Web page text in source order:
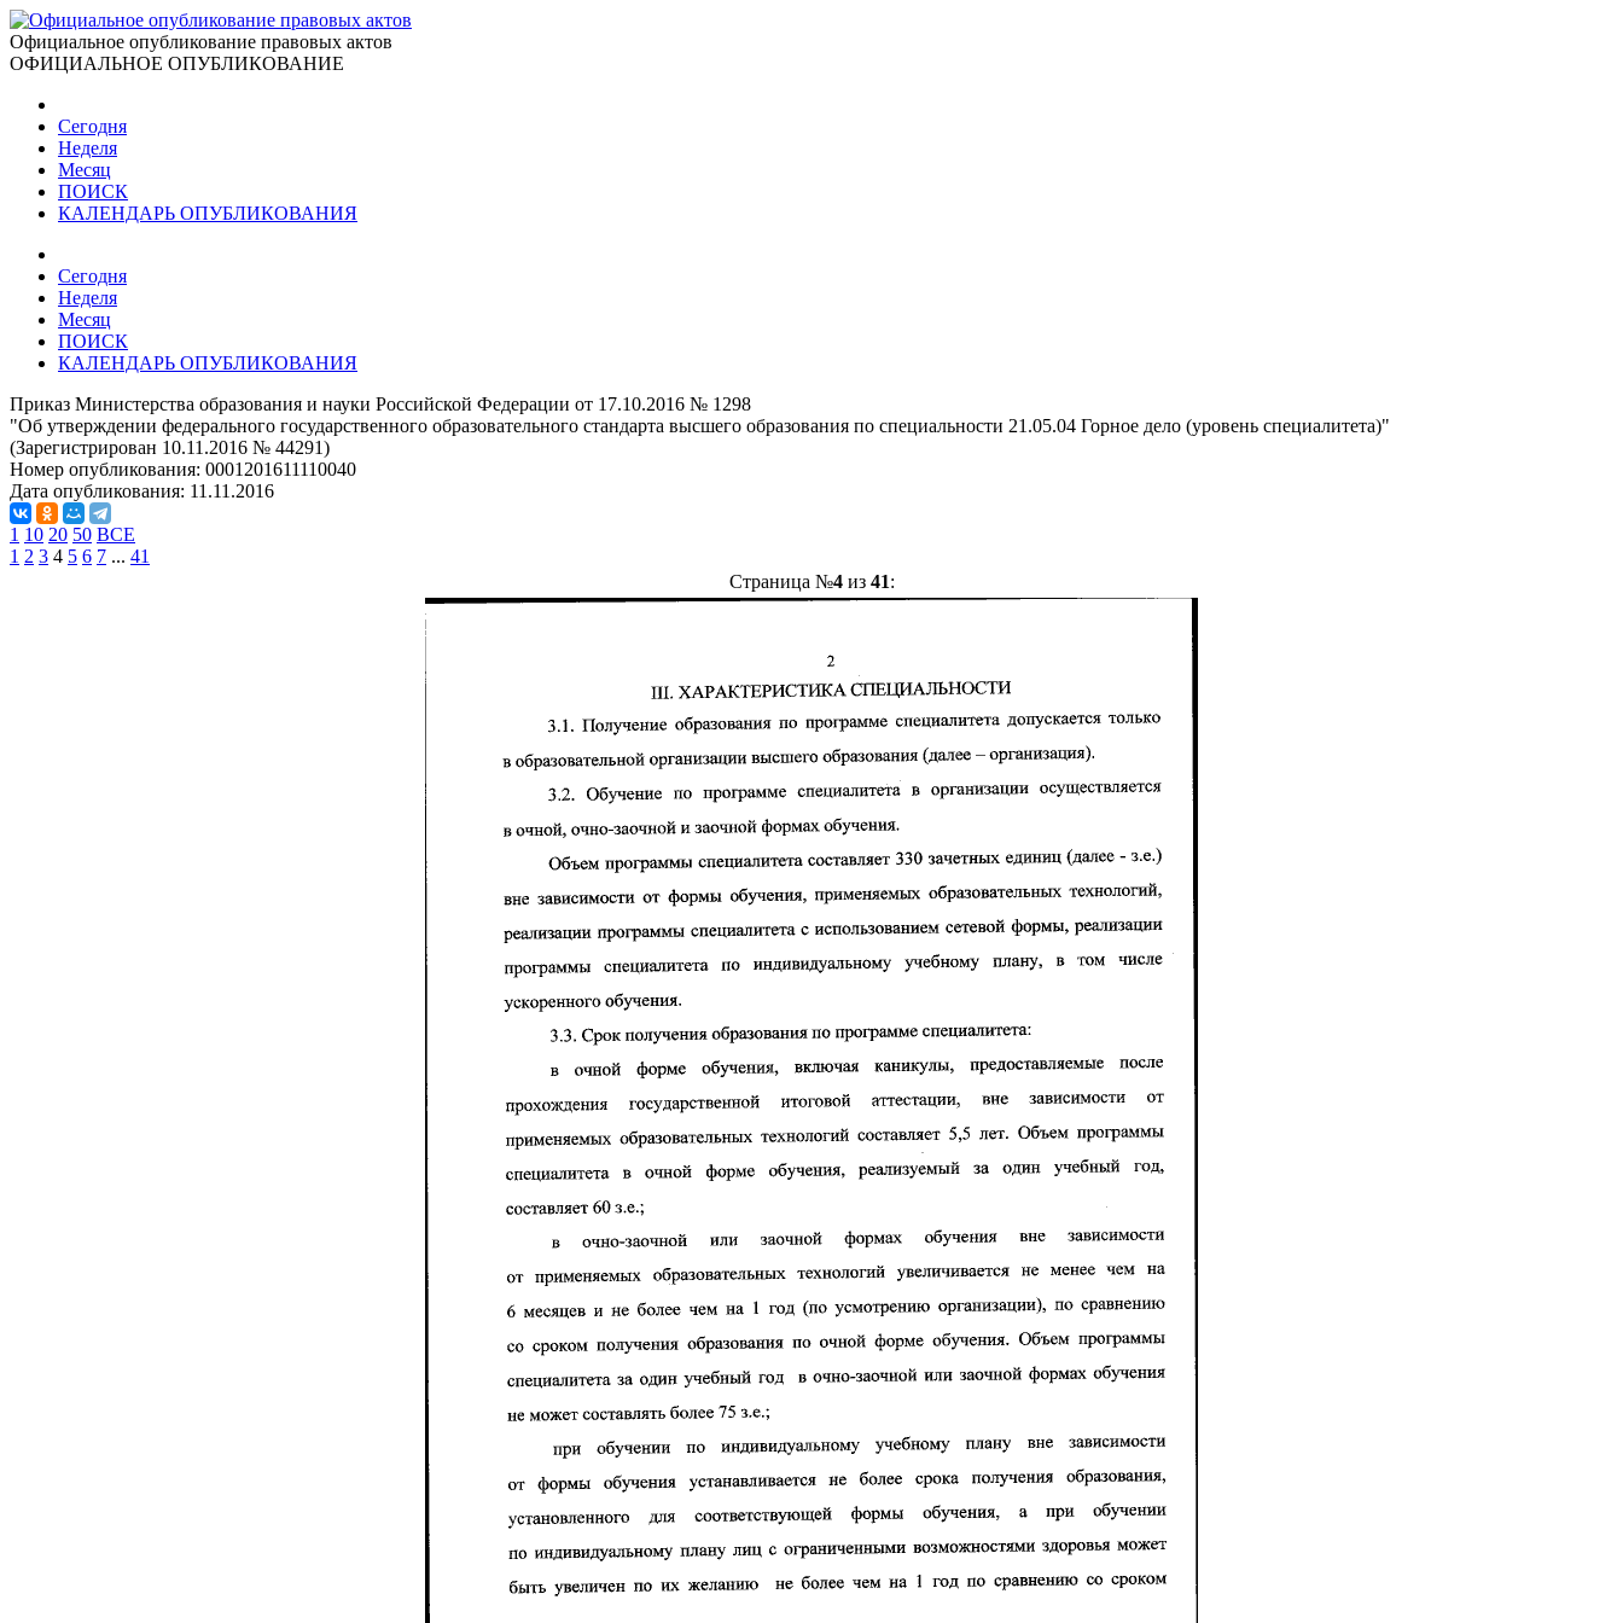
Официальное опубликование правовых актов
ОФИЦИАЛЬНОЕ ОПУБЛИКОВАНИЕ
Сегодня
Неделя
Месяц
ПОИСК
КАЛЕНДАРЬ ОПУБЛИКОВАНИЯ
Сегодня
Неделя
Месяц
ПОИСК
КАЛЕНДАРЬ ОПУБЛИКОВАНИЯ
Приказ Министерства образования и науки Российской Федерации от 17.10.2016 № 1298
"Об утверждении федерального государственного образовательного стандарта высшего образования по специальности 21.05.04 Горное дело (уровень специалитета)"
(Зарегистрирован 10.11.2016 № 44291)
Номер опубликования: 0001201611110040
Дата опубликования: 11.11.2016
1 10 20 50 ВСЕ
1 2 3 4 5 6 7 ... 41
Страница №4из 41: